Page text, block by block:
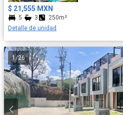
$ 21,555 MXN
5 3
250m²
Detalle de unidad
1/26